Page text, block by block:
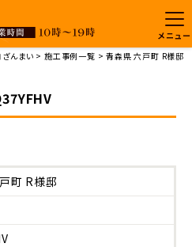
メニュー
んまい
施工事例一覧 青森県 六戸町 R様邸
町 R様邸